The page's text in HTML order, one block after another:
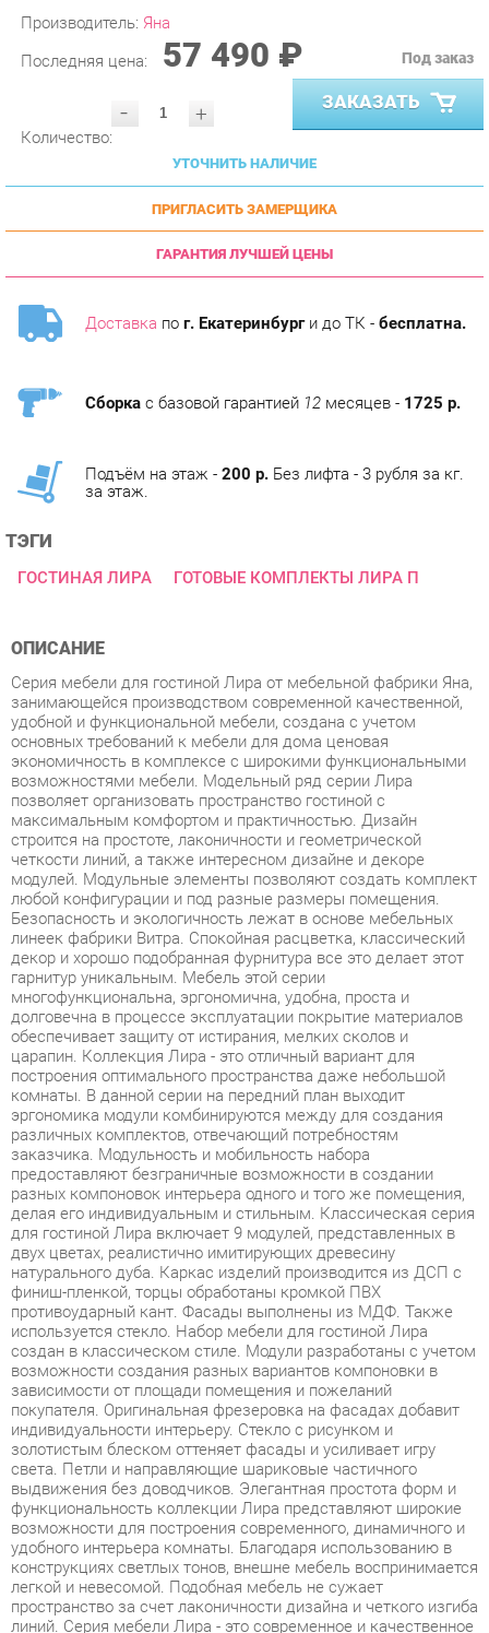
Последняя цена: 57 490 ₽
- ЗАКАЗАТЬ
УТОЧНИТЬ НАЛИЧИЕ
ПРИГЛАСИТЬ ЗАМЕРЩИКА
ГАРАНТИЯ ЛУЧШЕЙ ЦЕНЫ
Доставкапог. Екатеринбурги до ТК -бесплатна.
ТЭГИ
ОПИСАНИЕ
занимающейся производством современной качественной,
удобной и функциональной мебели, создана с учетом
основных требований к мебели для дома ценовая
экономичность в комплексе с широкими функциональными
возможностями мебели. Модельный ряд серии Лира
позволяет организовать пространство гостиной с
максимальным комфортом и практичностью. Дизайн
строится на простоте, лаконичности и геометрической
четкости линий, а также интересном дизайне и декоре
модулей. Модульные элементы позволяют создать комплект
любой конфигурации и под разные размеры помещения.
Безопасность и экологичность лежат в основе мебельных
линеек фабрики Витра. Спокойная расцветка, классический
декор и хорошо подобранная фурнитура все это делает этот
гарнитур уникальным. Мебель этой серии
многофункциональна, эргономична, удобна, проста и
долговечна в процессе эксплуатации покрытие материалов
обеспечивает защиту от истирания, мелких сколов и
царапин. Коллекция Лира - это отличный вариант для
построения оптимального пространства даже небольшой
комнаты. В данной серии на передний план выходит
эргономика модули комбинируются между для создания
различных комплектов, отвечающий потребностям
заказчика. Модульность и мобильность набора
предоставляют безграничные возможности в создании
разных компоновок интерьера одного и того же помещения,
делая его индивидуальным и стильным. Классическая серия
для гостиной Лира включает 9 модулей, представленных в
двух цветах, реалистично имитирующих древесину
натурального дуба. Каркас изделий производится из ДСП с
финиш-пленкой, торцы обработаны кромкой ПВХ
противоударный кант. Фасады выполнены из МДФ. Также
используется стекло. Набор мебели для гостиной Лира
создан в классическом стиле. Модули разработаны с учетом
возможности создания разных вариантов компоновки в
зависимости от площади помещения и пожеланий
покупателя. Оригинальная фрезеровка на фасадах добавит
индивидуальности интерьеру. Стекло с рисунком и
золотистым блеском оттеняет фасады и усиливает игру
света. Петли и направляющие шариковые частичного
выдвижения без доводчиков. Элегантная простота форм и
функциональность коллекции Лира представляют широкие
возможности для построения современного, динамичного и
удобного интерьера комнаты. Благодаря использованию в
конструкциях светлых тонов, внешне мебель воспринимается
легкой и невесомой. Подобная мебель не сужает
пространство за счет лаконичности дизайна и четкого изгиба
линий. Серия мебели Лира - это современное и качественное
оснащение для любой гостиной, позволяющее
оптимизировать пространство без ущерба для
функциональности и удобства. Светлая и гармоничная
комната Лира привнесет атмосферу уюта и комфорта в ваш
дом. Широкая база элементов позволит создать